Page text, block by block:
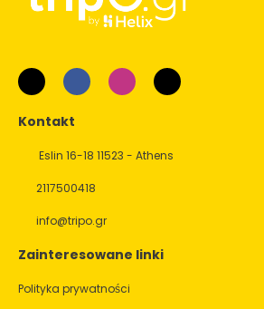
Kontakt
Eslin 16-18 11523 - Athens
2117500418
info@tripo.gr
Zainteresowane linki
Polityka prywatności